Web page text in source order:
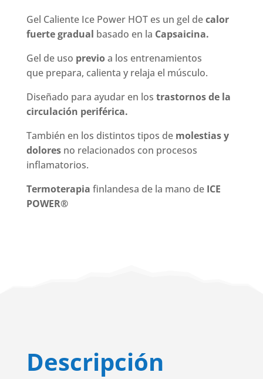
Gel Caliente Ice Power HOT es un gel decalor
fuertegradual basado en la Capsaicina.
Gel de uso previoa los entrenamientos
que prepara, calienta y relaja el músculo.
Diseñado para ayudar en los trastornos de la
circulación periférica.
También en los distintos tipos de molestias y
doloresno relacionados con procesos
inflamatorios.
Termoterapia finlandesa de la mano de ICE
POWER®
Descripción